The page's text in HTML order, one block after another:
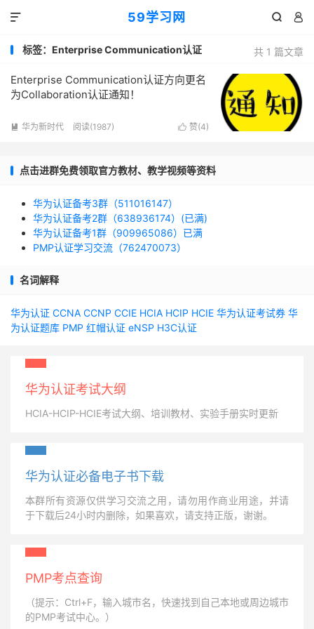
59学习网  

共 1 篇文章
标签：Enterprise Communication认证
Enterprise Communication认证方向更名
为Collaboration认证通知！
 赞(4)
 华为新时代 阅读(1987)
点击进群免费领取官方教材、教学视频等资料
华为认证备考3群（511016147）
华为认证备考2群（638936174）(已满)
华为认证备考1群（909965086）已满
PMP认证学习交流（762470073）
名词解释
华为认证 CCNA CCNP CCIE HCIA HCIP HCIE 华为认证考试券 华
为认证题库 PMP 红帽认证 eNSP H3C认证
华为认证考试大纲
HCIA-HCIP-HCIE考试大纲、培训教材、实验手册实时更新
华为认证必备电子书下载
本群所有资源仅供学习交流之用，请勿用作商业用途，并请
于下载后24小时内删除，如果喜欢，请支持正版，谢谢。
PMP考点查询
（提示：Ctrl+F，输入城市名，快速找到自己本地或周边城市
的PMP考试中心。）